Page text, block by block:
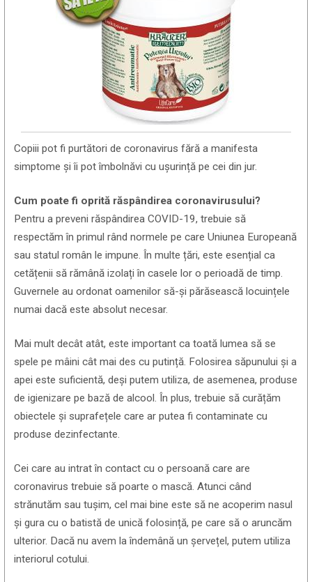
Copiii pot fi purtători de coronavirus fără a manifesta
simptome și îi pot îmbolnăvi cu ușurință pe cei din jur.
Cum poate fi oprită răspândirea coronavirusului?
Pentru a preveni răspândirea COVID-19, trebuie să
respectăm în primul rând normele pe care Uniunea Europeană
sau statul român le impune. În multe țări, este esențial ca
cetățenii să rămână izolați în casele lor o perioadă de timp.
Guvernele au ordonat oamenilor să-și părăsească locuințele
numai dacă este absolut necesar.
Mai mult decât atât, este important ca toată lumea să se
spele pe mâini cât mai des cu putință. Folosirea săpunului și a
apei este suficientă, deși putem utiliza, de asemenea, produse
de igienizare pe bază de alcool. În plus, trebuie să curățăm
obiectele și suprafețele care ar putea fi contaminate cu
produse dezinfectante.
Cei care au intrat în contact cu o persoană care are
coronavirus trebuie să poarte o mască. Atunci când
strănutăm sau tușim, cel mai bine este să ne acoperim nasul
și gura cu o batistă de unică folosință, pe care să o aruncăm
ulterior. Dacă nu avem la îndemână un șervețel, putem utiliza
interiorul cotului.